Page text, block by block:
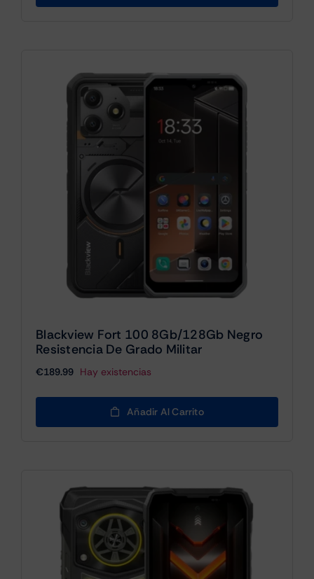
Blackview Fort 100 8Gb/128Gb Negro
Resistencia De Grado Militar
€189.99 Hay existencias
Añadir Al Carrito